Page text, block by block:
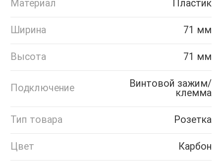
Материал Пластик
Ширина 71 мм
Высота 71 мм
Подключение
Винтовой зажим/
клемма
Тип товара Розетка
Цвет Карбон